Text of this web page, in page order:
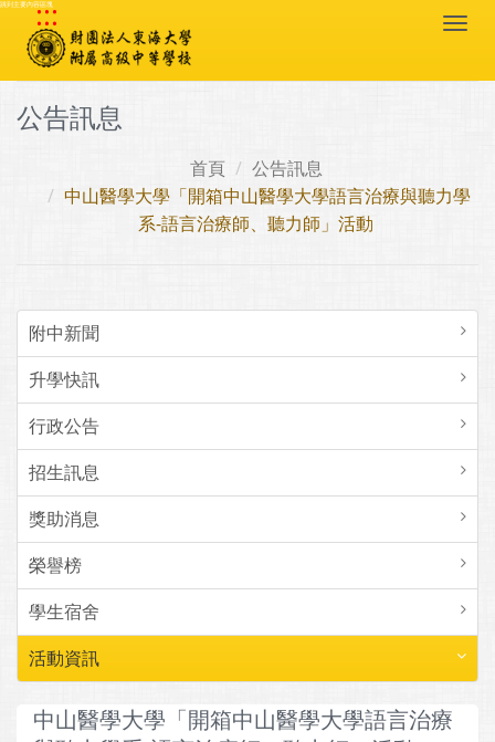
跳到主要內容區塊
:::
公告訊息
首頁
公告訊息
中山醫學大學「開箱中山醫學大學語言治療與聽力學
系-語言治療師、聽力師」活動
附中新聞
升學快訊
行政公告
招生訊息
獎助消息
榮譽榜
學生宿舍
活動資訊
中山醫學大學「開箱中山醫學大學語言治療